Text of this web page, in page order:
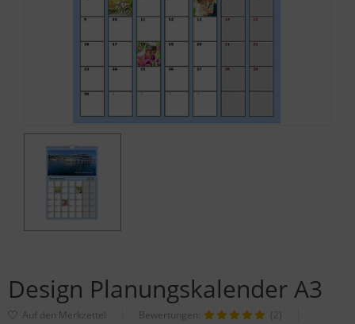
Design Planungskalender A3
Bewertungen:
(2)